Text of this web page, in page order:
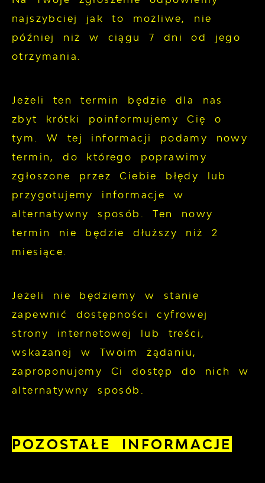
najszybciej jak to możliwe, nie
później niż w ciągu 7 dni od jego
otrzymania.
Jeżeli ten termin będzie dla nas
zbyt krótki poinformujemy Cię o
tym. W tej informacji podamy nowy
termin, do którego poprawimy
zgłoszone przez Ciebie błędy lub
przygotujemy informacje w
alternatywny sposób. Ten nowy
termin nie będzie dłuższy niż 2
miesiące.
Jeżeli nie będziemy w stanie
zapewnić dostępności cyfrowej
strony internetowej lub treści,
wskazanej w Twoim żądaniu,
zaproponujemy Ci dostęp do nich w
alternatywny sposób.
POZOSTAŁE INFORMACJE